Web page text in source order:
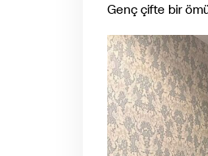
Genç çifte bir